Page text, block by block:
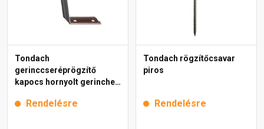
Tondach
gerinccseréprögzítő
kapocs hornyolt gerinchez
Rendelésre
Tondach rögzítőcsavar
piros
Rendelésre